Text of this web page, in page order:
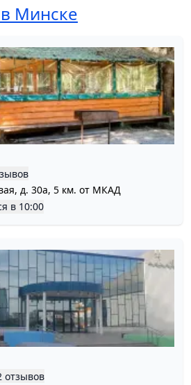
Минске
д. 30а, 5 км. от МКАД
в 10:00
отзывов